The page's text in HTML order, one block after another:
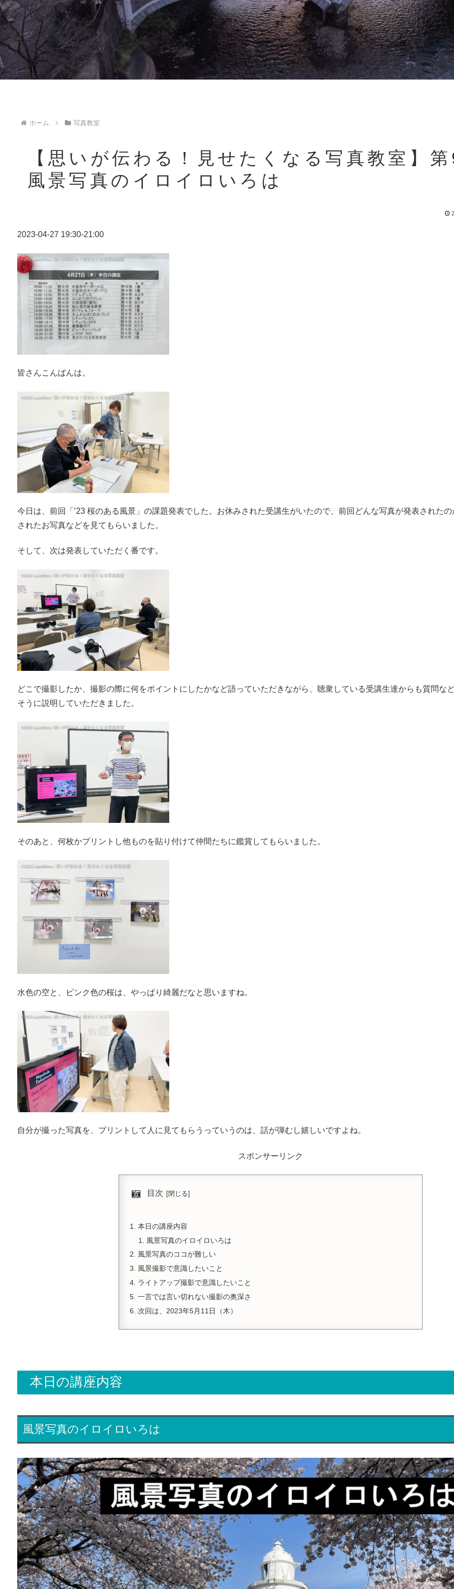
ホーム 写真教室
【思いが伝わる！見せたくなる写真教室】第
風景写真のイロイロいろは
2023-04-27 19:30-21:00
皆さんこんばんは。
今日は、前回「’23 桜のある風景」の課題発表でした。お休みされた受講生がいたので、前回どんな写真が発表されたの
されたお写真などを見てもらいました。
そして、次は発表していただく番です。
どこで撮影したか、撮影の際に何をポイントにしたかなど語っていただきながら、聴衆している受講生達からも質問な
そうに説明していただきました。
そのあと、何枚かプリントし他ものを貼り付けて仲間たちに鑑賞してもらいました。
水色の空と、ピンク色の桜は、やっぱり綺麗だなと思いますね。
自分が撮った写真を、プリントして人に見てもらうっていうのは、話が弾むし嬉しいですよね。
スポンサーリンク
目次
本日の講座内容
風景写真のイロイロいろは
風景写真のココが難しい
風景撮影で意識したいこと
ライトアップ撮影で意識したいこと
一言では言い切れない撮影の奥深さ
次回は、2023年5月11日（木）
本日の講座内容
風景写真のイロイロいろは